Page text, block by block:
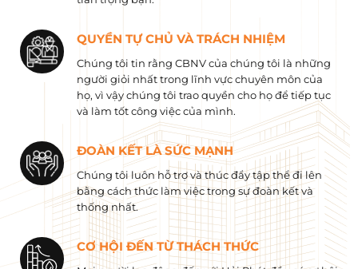
QUYỀN TỰ CHỦ VÀ TRÁCH NHIỆM
Chúng tôi tin rằng CBNV của chúng tôi là những
người giỏi nhất trong lĩnh vực chuyên môn của
họ, vì vậy chúng tôi trao quyền cho họ để tiếp tục
và làm tốt công việc của mình.
ĐOÀN KẾT LÀ SỨC MẠNH
Chúng tôi luôn hỗ trợ và thúc đẩy tập thể đi lên
bằng cách thức làm việc trong sự đoàn kết và
thống nhất.
CƠ HỘI ĐẾN TỪ THÁCH THỨC